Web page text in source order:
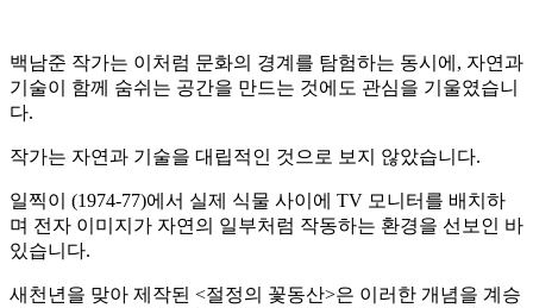
백남준 작가는 이처럼 문화의 경계를 탐험하는 동시에, 자연과
기술이 함께 숨쉬는 공간을 만드는 것에도 관심을 기울였습니
다.
작가는 자연과 기술을 대립적인 것으로 보지 않았습니다.
일찍이 (1974-77)에서 실제 식물 사이에 TV 모니터를 배치하
며 전자 이미지가 자연의 일부처럼 작동하는 환경을 선보인 바
있습니다.
새천년을 맞아 제작된 <절정의 꽃동산>은 이러한 개념을 계승